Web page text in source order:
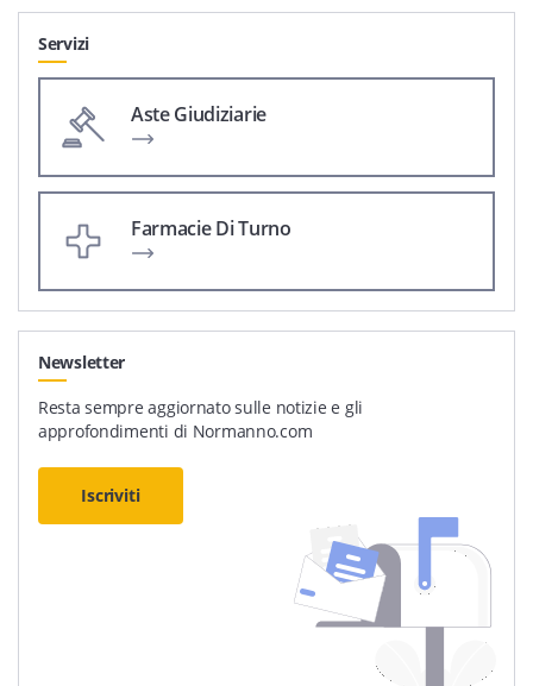
Servizi
Aste Giudiziarie
Farmacie Di Turno
Newsletter
Resta sempre aggiornato sulle notizie e gli
approfondimenti di Normanno.com
Iscriviti